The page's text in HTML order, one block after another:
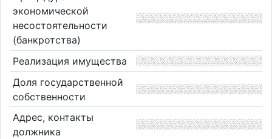
экономической
несостоятельности
(банкротства)
Реализация имущества
Доля государственной
собственности
Адрес, контакты
должника